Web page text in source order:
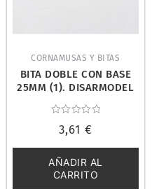
CORNAMUSAS Y BITAS
BITA DOBLE CON BASE
25MM (1). DISARMODEL
con
de
5
3,61 €
AÑADIR AL
CARRITO